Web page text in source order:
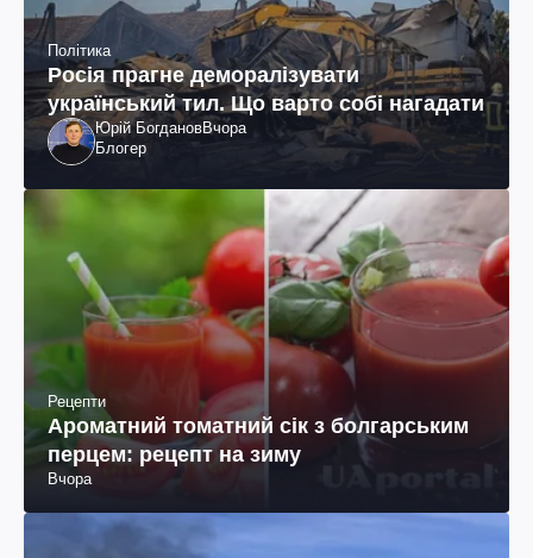
Політика
Росія прагне деморалізувати
український тил. Що варто собі нагадати
Юрій БогдановВчора
Блогер
Рецепти
Ароматний томатний сік з болгарським
перцем: рецепт на зиму
Вчора